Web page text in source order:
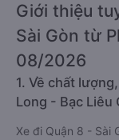
Giới thiệu
Sài Gòn từ
08/2026
1. Về chất
Long - Bạc Liêu
Xe đi Quận 8 - Sài